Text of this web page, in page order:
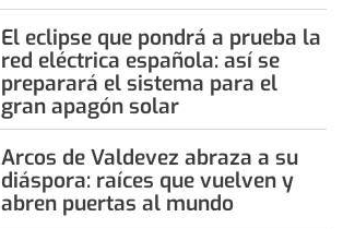
El eclipse que pondrá a prueba la
red eléctrica española: así se
preparará el sistema para el
gran apagón solar
Arcos de Valdevez abraza a su
diáspora: raíces que vuelven y
abren puertas al mundo